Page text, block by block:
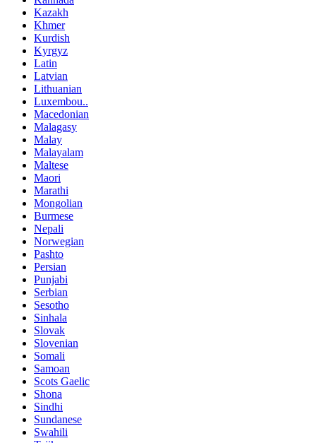
Kazakh
Khmer
Kurdish
Kyrgyz
Latin
Latvian
Lithuanian
Luxembou..
Macedonian
Malagasy
Malay
Malayalam
Maltese
Maori
Marathi
Mongolian
Burmese
Nepali
Norwegian
Pashto
Persian
Punjabi
Serbian
Sesotho
Sinhala
Slovak
Slovenian
Somali
Samoan
Scots Gaelic
Shona
Sindhi
Sundanese
Swahili